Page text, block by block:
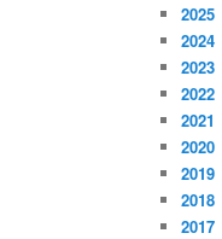
2025
2024
2023
2022
2021
2020
2019
2018
2017